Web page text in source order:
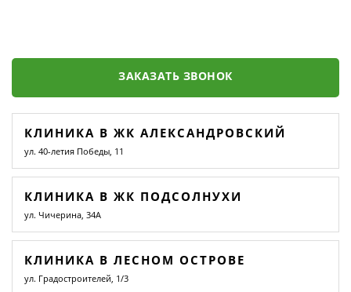
ЗАКАЗАТЬ ЗВОНОК
КЛИНИКА В ЖК АЛЕКСАНДРОВСКИЙ
ул. 40-летия Победы, 11
КЛИНИКА В ЖК ПОДСОЛНУХИ
ул. Чичерина, 34А
КЛИНИКА В ЛЕСНОМ ОСТРОВЕ
ул. Градостроителей, 1/3